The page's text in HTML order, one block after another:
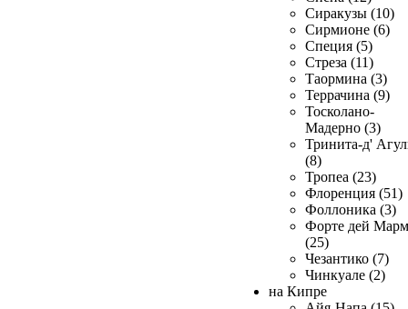
Сиракузы (10)
Сирмионе (6)
Специя (5)
Стреза (11)
Таормина (3)
Террачина (9)
Тосколано-
Мадерно (3)
Тринита-д'
(8)
Тропеа (23)
Флоренция (51)
Фоллоника (3)
Форте дей
(25)
Чезантико (7)
Чинкуале (2)
на Кипре